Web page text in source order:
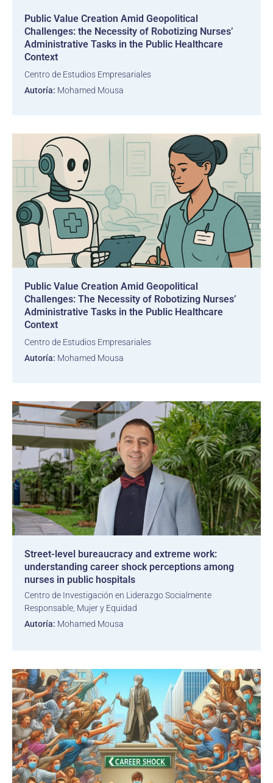
Public Value Creation Amid Geopolitical
Challenges: the Necessity of Robotizing Nurses’
Administrative Tasks in the Public Healthcare
Context
Centro de Estudios Empresariales
Autoría: Mohamed Mousa
Public Value Creation Amid Geopolitical
Challenges: The Necessity of Robotizing Nurses’
Administrative Tasks in the Public Healthcare
Context
Centro de Estudios Empresariales
Autoría: Mohamed Mousa
Street-level bureaucracy and extreme work:
understanding career shock perceptions among
nurses in public hospitals
Centro de Investigación en Liderazgo Socialmente
Responsable, Mujer y Equidad
Autoría: Mohamed Mousa